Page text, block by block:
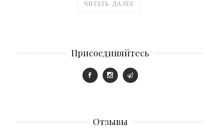
ЧИТАТЬ ДАЛЕЕ
Присоединяйтесь
Отзывы